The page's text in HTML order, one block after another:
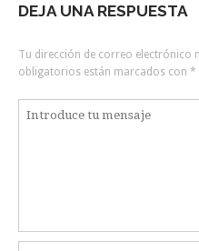
la
entrada
DEJA UNA RESPUESTA
Tu dirección de correo electrónico
obligatorios están marcados con *
Comentario